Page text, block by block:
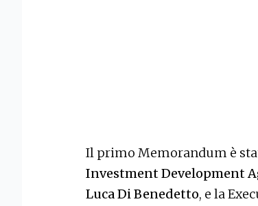
Il primo Memorandum è
Investment Development
Luca Di Benedetto, e la